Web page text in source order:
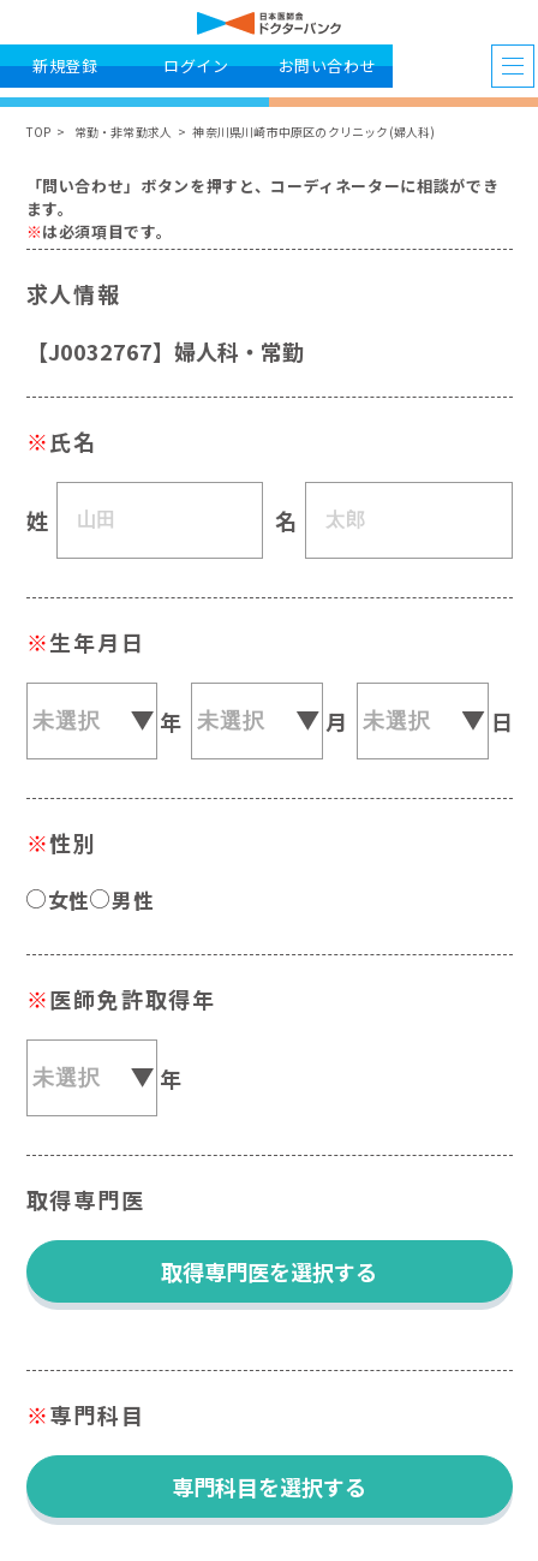
新規登録 ログイン お問い合わせ
TOP 常勤・非常勤求人 神奈川県川崎市中原区のクリニック(婦人科)
「問い合わせ」ボタンを押すと、コーディネーターに相談ができ
ます。
※は必須項目です。
求人情報
【J0032767】婦人科・常勤
※氏名
姓 名
※生年月日
年 月 日
※性別
女性 男性
※医師免許取得年
年
取得専門医
取得専門医を選択する
※専門科目
専門科目を選択する